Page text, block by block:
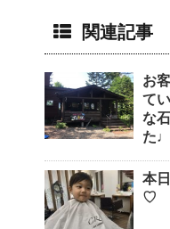
関連記事
お
て
な
た♩
本
♡